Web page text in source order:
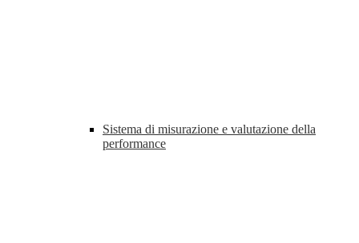
Sistema di misurazione e valutazione della
performance